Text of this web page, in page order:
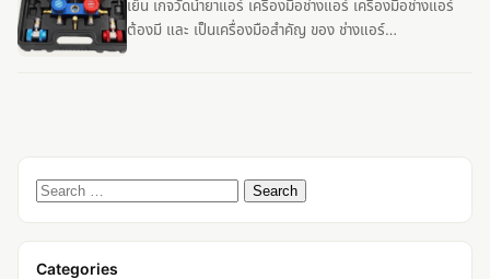
เย็น เกจวัดน้ำยาแอร์ เครื่องมือช่างแอร์ เครื่องมือช่างแอร์
ต้องมี และ เป็นเครื่องมือสำคัญ ของ ช่างแอร์…
Search
for:
Categories